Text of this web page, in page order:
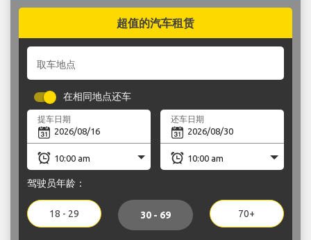
超值的汽车租赁
取车地点
在相同地点还车
提车日期 还车日期
驾驶员年龄：
18 - 29 30 - 69 70+